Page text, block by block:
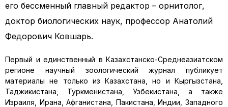
его бессменный главный редактор – орнитолог,
доктор биологических наук, профессор Анатолий
Федорович Ковшарь.
Первый и единственный в Казахстанско-Среднеазиатском
регионе научный зоологический журнал публикует
материалы не только из Казахстана, но и Кыргызстана,
Таджикистана, Туркменистана, Узбекистана, а также
Израиля, Ирана, Афганистана, Пакистана, Индии, Западного